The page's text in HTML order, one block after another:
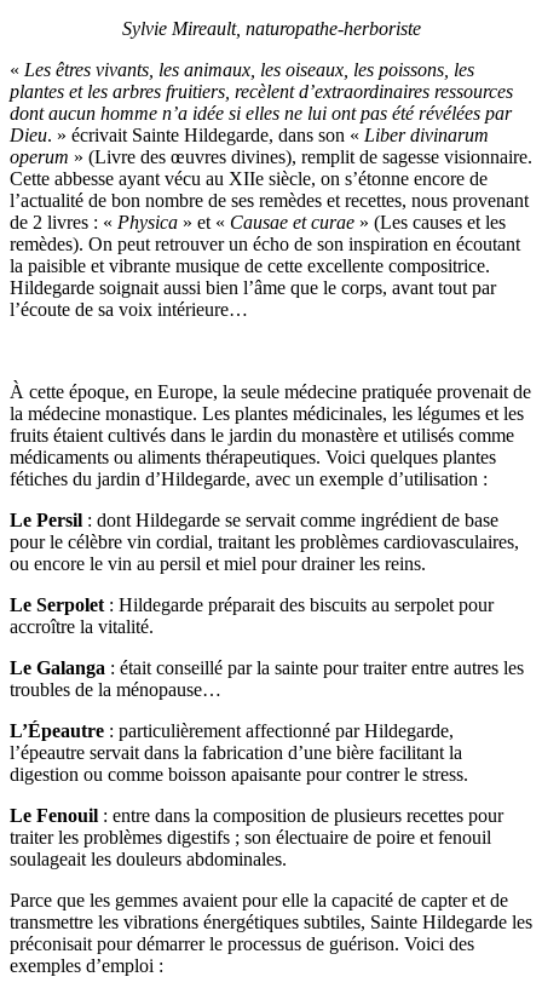
Sylvie Mireault, naturopathe-herboriste
« Les êtres vivants, les animaux, les oiseaux, les poissons, les
plantes et les arbres fruitiers, recèlent d’extraordinaires ressources
dont aucun homme n’a idée si elles ne lui ont pas été révélées par
Dieu. » écrivait Sainte Hildegarde, dans son « Liber divinarum
operum » (Livre des œuvres divines), remplit de sagesse visionnaire.
Cette abbesse ayant vécu au XIIe siècle, on s’étonne encore de
l’actualité de bon nombre de ses remèdes et recettes, nous provenant
de 2 livres : « Physica » et « Causae et curae » (Les causes et les
remèdes). On peut retrouver un écho de son inspiration en écoutant
la paisible et vibrante musique de cette excellente compositrice.
Hildegarde soignait aussi bien l’âme que le corps, avant tout par
l’écoute de sa voix intérieure…
À cette époque, en Europe, la seule médecine pratiquée provenait de
la médecine monastique. Les plantes médicinales, les légumes et les
fruits étaient cultivés dans le jardin du monastère et utilisés comme
médicaments ou aliments thérapeutiques. Voici quelques plantes
fétiches du jardin d’Hildegarde, avec un exemple d’utilisation :
Le Persil : dont Hildegarde se servait comme ingrédient de base
pour le célèbre vin cordial, traitant les problèmes cardiovasculaires,
ou encore le vin au persil et miel pour drainer les reins.
Le Serpolet : Hildegarde préparait des biscuits au serpolet pour
accroître la vitalité.
Le Galanga : était conseillé par la sainte pour traiter entre autres les
troubles de la ménopause…
L’Épeautre : particulièrement affectionné par Hildegarde,
l’épeautre servait dans la fabrication d’une bière facilitant la
digestion ou comme boisson apaisante pour contrer le stress.
Le Fenouil : entre dans la composition de plusieurs recettes pour
traiter les problèmes digestifs ; son électuaire de poire et fenouil
soulageait les douleurs abdominales.
Parce que les gemmes avaient pour elle la capacité de capter et de
transmettre les vibrations énergétiques subtiles, Sainte Hildegarde les
préconisait pour démarrer le processus de guérison. Voici des
exemples d’emploi :